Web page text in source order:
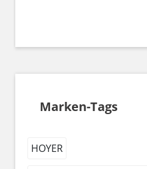
Marken-Tags
HOYER